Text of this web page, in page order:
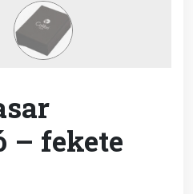
– fekete